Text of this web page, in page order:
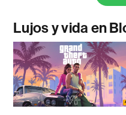
Lujos y vida en